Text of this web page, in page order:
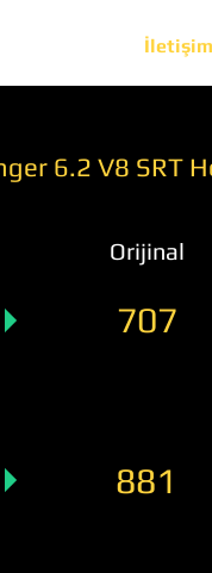
İletişim
6.2 V8 SRT
Orijinal
707
881